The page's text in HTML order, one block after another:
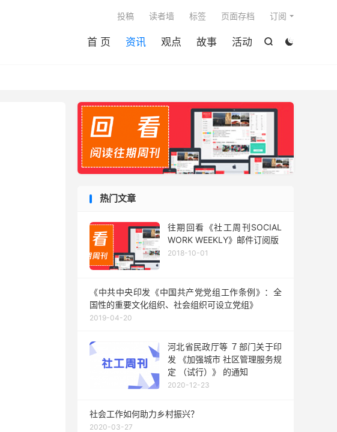


首 页 资讯 观点 故事 活动
投稿 读者墙 标签 页面存档 订阅
热门文章
往期回看《社工周刊SOCIAL
WORK WEEKLY》邮件订阅版
2018-10-01
《中共中央印发《中国共产党党组工作条例》：全
国性的重要文化组织、社会组织可设立党组》
2019-04-20
河北省民政厅等 ７部门关于印
发 《加强城市 社区管理服务规
定 （试行）》 的通知
2020-12-23
社会工作如何助力乡村振兴？
2020-03-27